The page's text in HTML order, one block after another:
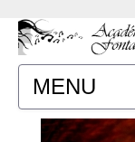
MENU
ACCUEIL